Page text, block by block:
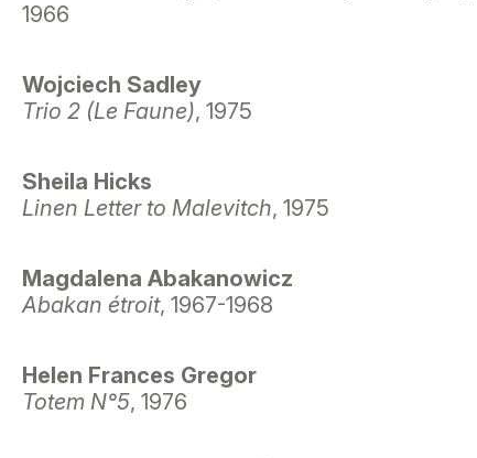
1966
Wojciech Sadley
Trio 2 (Le Faune), 1975
Sheila Hicks
Linen Letter to Malevitch, 1975
Magdalena Abakanowicz
Abakan étroit, 1967-1968
Helen Frances Gregor
Totem N°5, 1976